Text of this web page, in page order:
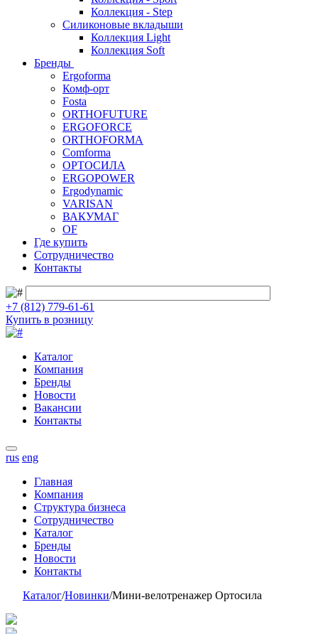
Коллекция - Step
Силиконовые вкладыши
Коллекция Light
Коллекция Soft
Бренды
Ergoforma
Комф-орт
Fosta
ORTHOFUTURE
ERGOFORCE
ORTHOFORMA
Comforma
ОРТОСИЛА
ERGOPOWER
Ergodynamic
VARISAN
ВАКУМАГ
OF
Где купить
Сотрудничество
Контакты
+7 (812) 779-61-61
Купить в розницу
Каталог
Компания
Бренды
Новости
Вакансии
Контакты
rus eng
Главная
Компания
Структура бизнеса
Сотрудничество
Каталог
Бренды
Новости
Контакты
Каталог/Новинки/Мини-велотренажер Ортосила